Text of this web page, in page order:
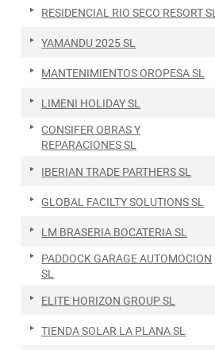
RESIDENCIAL RIO SECO RESORT SL
YAMANDU 2025 SL
MANTENIMIENTOS OROPESA SL
LIMENI HOLIDAY SL
CONSIFER OBRAS Y
REPARACIONES SL
IBERIAN TRADE PARTHERS SL
GLOBAL FACILTY SOLUTIONS SL
LM BRASERIA BOCATERIA SL
PADDOCK GARAGE AUTOMOCION
SL
ELITE HORIZON GROUP SL
TIENDA SOLAR LA PLANA SL